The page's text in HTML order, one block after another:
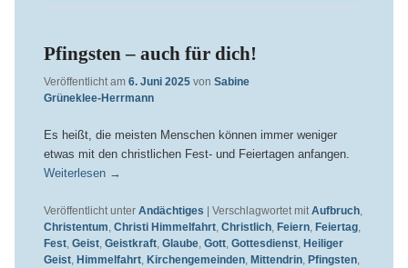
Pfingsten – auch für dich!
Veröffentlicht am 6. Juni 2025 von Sabine
Grüneklee-Herrmann
Es heißt, die meisten Menschen können immer weniger
etwas mit den christlichen Fest- und Feiertagen anfangen.
Weiterlesen →
Veröffentlicht unter Andächtiges | Verschlagwortet mit Aufbruch,
Christentum Christi Himmelfahrt, Christlich, Feiern, Feiertag,
Fest, Geist, Geistkraft, Glaube, Gott, Gottesdienst, Heiliger
Geist, Himmelfahrt, Kirchengemeinden, Mittendrin, Pfingsten,